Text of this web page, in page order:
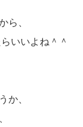
ら、
いいよね＾＾
か、